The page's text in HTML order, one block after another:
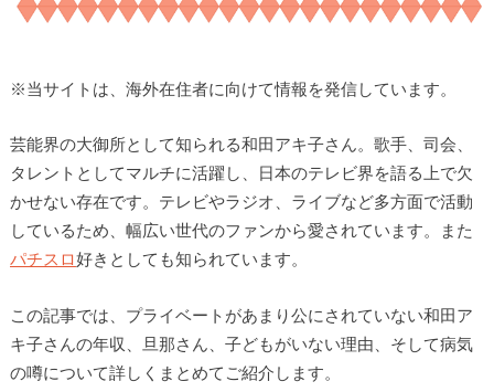
※ 当サイトは、海外在住者に向けて情報を発信しています。
芸能界の大御所として知られる和田アキ子さん。歌手、司会、
タレントとしてマルチに活躍し、日本のテレビ界を語る上で欠
かせない存在です。テレビやラジオ、ライブなど多方面で活動
しているため、幅広い世代のファンから愛されています。また
パチスロ 好きとしても知られています。
この記事では、プライベートがあまり公にされていない和田ア
キ子さんの年収、旦那さん、子どもがいない理由、そして病気
の噂について詳しくまとめてご紹介します。